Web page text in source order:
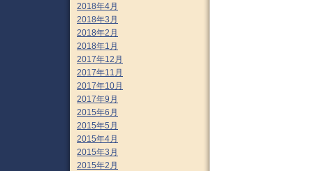
2018年4月
2018年3月
2018年2月
2018年1月
2017年12月
2017年11月
2017年10月
2017年9月
2015年6月
2015年5月
2015年4月
2015年3月
2015年2月